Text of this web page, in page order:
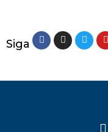
Siga